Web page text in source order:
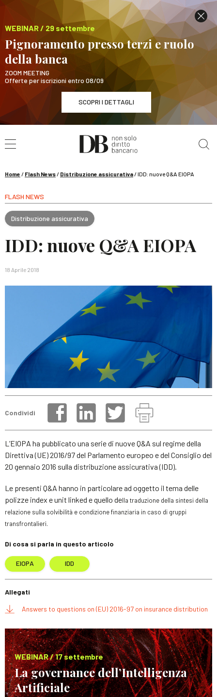
WEBINAR / 29 settembre
Pignoramento presso terzi e ruolo
della banca
ZOOM MEETING
Offerte per iscrizioni entro 08/09
SCOPRI I DETTAGLI
WEBINAR / 29 settembre
Pignoramento presso terzi e ruolo della banca
Home / Flash News/ Distribuzione assicurativa/IDD: nuove Q&A EIOPA
FLASH NEWS
Distribuzione assicurativa
IDD: nuove Q&A EIOPA
18 Aprile 2018
Condividi
L’EIOPA ha pubblicato una serie di nuove Q&A sul regime della
Direttiva (UE) 2016/97 del Parlamento europeo e del Consiglio del
20 gennaio 2016 sulla distribuzione assicurativa (IDD).
Le presenti Q&A hanno in particolare ad oggetto il tema delle
polizze index e unit linked e quello della traduzione della sintesi della
relazione sulla solvibilità e condizione finanziaria in caso di gruppi
transfrontalieri.
Di cosa si parla in questo articolo
EIOPA IDD
Allegati
Answers to questions on (EU) 2016-97 on insurance distribution
WEBINAR / 17 settembre
La governance dell’Intelligenza
Artificiale